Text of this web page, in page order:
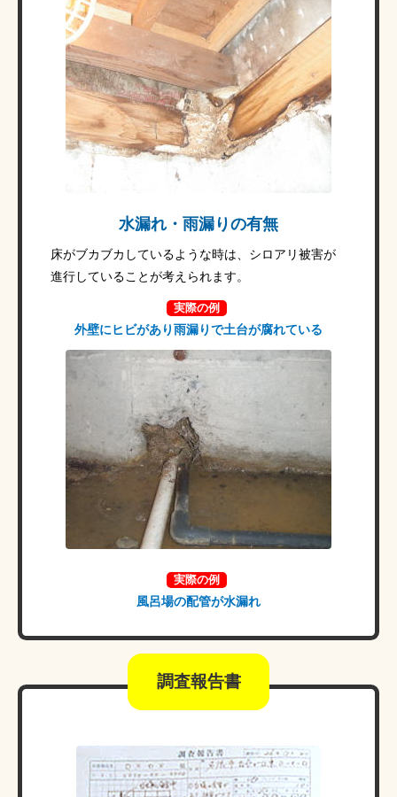
水漏れ・雨漏りの有無
床がブカブカしているような時は、シロアリ被害が
進行していることが考えられます。
実際の例
外壁にヒビがあり雨漏りで土台が腐れている
実際の例
風呂場の配管が水漏れ
調査報告書